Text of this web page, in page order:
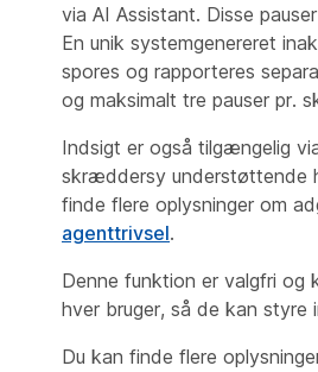
via AI Assistant. Disse
En unik systemgenereret
spores og rapporteres
og maksimalt tre pauser pr.
Indsigt er også tilgængelig
skræddersy understøttende
finde flere oplysninger om
agenttrivsel.
Denne funktion er valgfri og
hver bruger, så de kan styre
Du kan finde flere